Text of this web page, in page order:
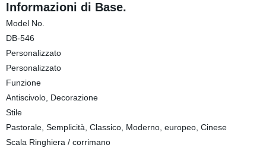
Informazioni di Base.
Model No.
DB-546
Personalizzato
Personalizzato
Funzione
Antiscivolo, Decorazione
Stile
Pastorale, Semplicità, Classico, Moderno, europeo, Cinese
Scala Ringhiera / corrimano